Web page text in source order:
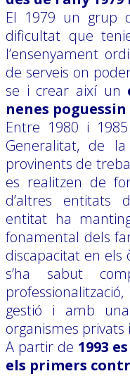
El 1979 un grup
dificultat que
l’ensenyament
de serveis on
se i crear així un
nenes
Entre 1980 i
Generalitat, de
provinents de
es realitzen de
d’altres entitats
entitat ha
fonamental dels
discapacitat en els
s’ha sabut
gestió i amb
organismes
A partir de 1993
els primers